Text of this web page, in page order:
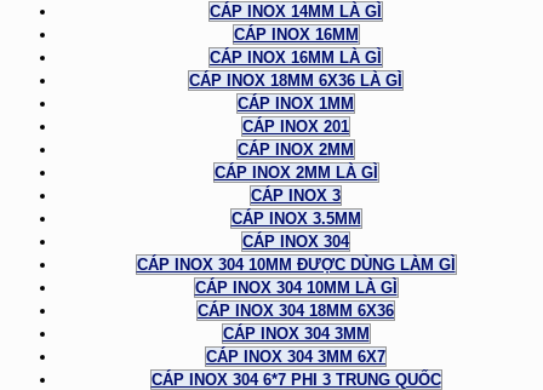
CÁP INOX 14MM LÀ GÌ
CÁP INOX 16MM
CÁP INOX 16MM LÀ GÌ
CÁP INOX 18MM 6X36 LÀ GÌ
CÁP INOX 1MM
CÁP INOX 201
CÁP INOX 2MM
CÁP INOX 2MM LÀ GÌ
CÁP INOX 3
CÁP INOX 3.5MM
CÁP INOX 304
CÁP INOX 304 10MM ĐƯỢC DÙNG LÀM GÌ
CÁP INOX 304 10MM LÀ GÌ
CÁP INOX 304 18MM 6X36
CÁP INOX 304 3MM
CÁP INOX 304 3MM 6X7
CÁP INOX 304 6*7 PHI 3 TRUNG QUỐC